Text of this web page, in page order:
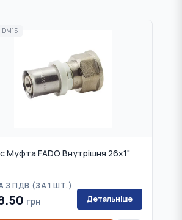
Муфта FADO Внутрішня 26х1"
З ПДВ (ЗА 1 ШТ.)
грн Детальніше